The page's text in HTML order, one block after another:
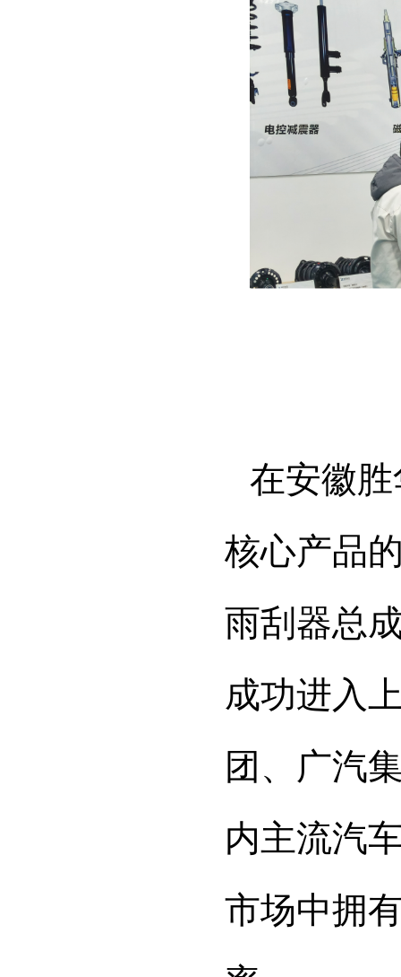
在安徽
核心产品
雨刮器总
成功进入
团、广汽
内主流汽
市场中拥